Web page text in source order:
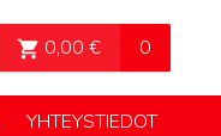
0,00 € 0
OSTOSKORI>
YHTEYSTIEDOT